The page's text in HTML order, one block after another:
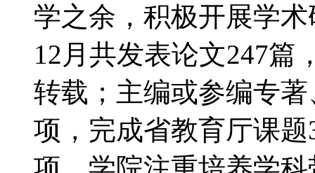
学之余，积极开展学
12月共发表论文247篇
转载；主编或参编专
项，完成省教育厅课